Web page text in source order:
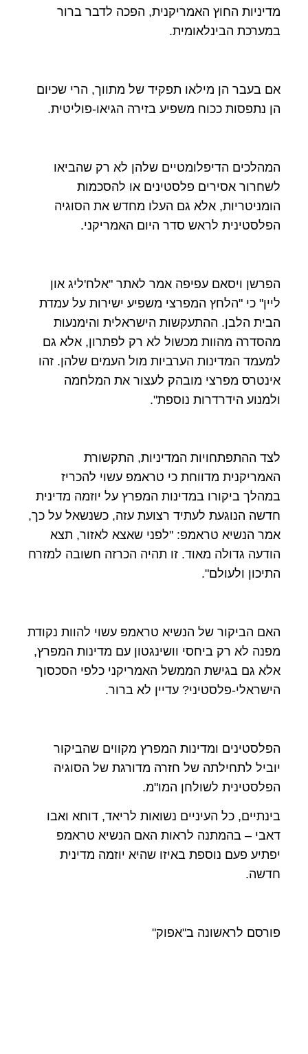
מדיניות החוץ האמריקנית, הפכה לדבר ברור
במערכת הבינלאומית.
אם בעבר הן מילאו תפקיד של מתווך, הרי שכיום
הן נתפסות ככוח משפיע בזירה הגיאו-פוליטית.
המהלכים הדיפלומטיים שלהן לא רק שהביאו
לשחרור אסירים פלסטינים או להסכמות
הומניטריות, אלא גם העלו מחדש את הסוגיה
הפלסטינית לראש סדר היום האמריקני.
הפרשן ויסאם עפיפה אמר לאתר "אלח'ליג און
ליין" כי "הלחץ המפרצי משפיע ישירות על עמדת
הבית הלבן. ההתעקשות הישראלית והימנעות
מהסדרה מהוות מכשול לא רק לפתרון, אלא גם
למעמד המדינות הערביות מול העמים שלהן. זהו
אינטרס מפרצי מובהק לעצור את המלחמה
ולמנוע הידרדרות נוספת".
לצד ההתפתחויות המדיניות, התקשורת
האמריקנית מדווחת כי טראמפ עשוי להכריז
במהלך ביקורו במדינות המפרץ על יוזמה מדינית
חדשה הנוגעת לעתיד רצועת עזה, כשנשאל על כך,
אמר הנשיא טראמפ: "לפני שאצא לאזור, תצא
הודעה גדולה מאוד. זו תהיה הכרזה חשובה למזרח
התיכון ולעולם".
האם הביקור של הנשיא טראמפ עשוי להוות נקודת
מפנה לא רק ביחסי וושינגטון עם מדינות המפרץ,
אלא גם בגישת הממשל האמריקני כלפי הסכסוך
הישראלי-פלסטיני? עדיין לא ברור.
הפלסטינים ומדינות המפרץ מקווים שהביקור
יוביל לתחילתה של חזרה מדורגת של הסוגיה
הפלסטינית לשולחן המו"מ.
בינתיים, כל העיניים נשואות לריאד, דוחא ואבו
דאבי – בהמתנה לראות האם הנשיא טראמפ
יפתיע פעם נוספת באיזו שהיא יוזמה מדינית
חדשה.
פורסם לראשונה ב"אפוק"